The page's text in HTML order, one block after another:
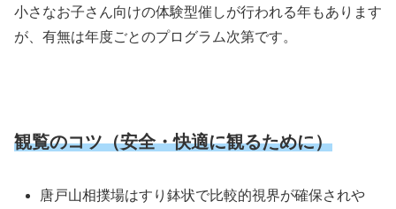
小さなお子さん向けの体験型催しが行われる年もあります
が、有無は年度ごとのプログラム次第です。
観覧のコツ（安全・快適に観るために）
唐戸山相撲場はすり鉢状で比較的視界が確保されや